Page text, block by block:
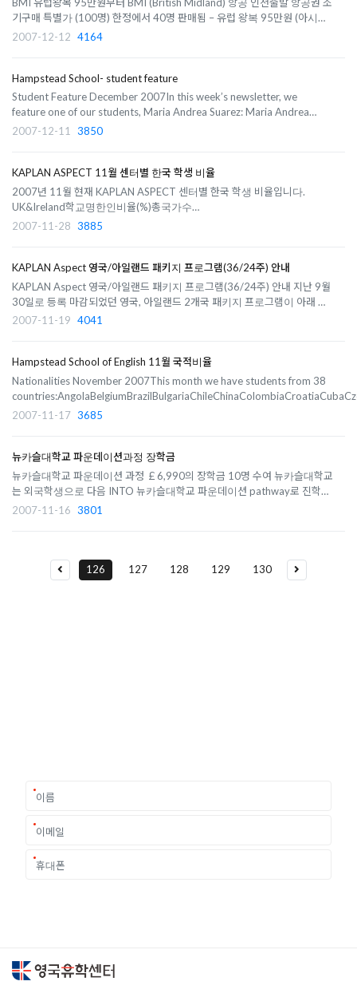
기구매 특별가 (100명) 한정에서 40명 판매됨 – 유럽 왕복 95만원 (아시아
나 직항 이용) l 판매기간: 2007년 11월 20일~2008년 12월 31일까지l 12
2007-12-12 4164
Hampstead School- student feature
Student Feature December 2007In this week’s newsletter, we
feature one of our students, Maria Andrea Suarez: Maria Andrea
SuarezWhere are you from? I’m from Colombia.How long have you
2007-12-11 3850
KAPLAN ASPECT 11월 센터별 한국 학생 비율
2007년 11월 현재 KAPLAN ASPECT 센터별 한국 학생 비율입니다.
UK&Ireland학교명한인비율(%)총국가수
Bournemouth12.5%38Cambridge11.7%27Edinburgh10.0%23London
련 문의는 언제든지 영국유학센터로 주세요.감사합니다.02)..
2007-11-28 3885
KAPLAN Aspect 영국/아일랜드 패키지 프로그램(36/24주) 안내
KAPLAN Aspect 영국/아일랜드 패키지 프로그램(36/24주) 안내 지난 9월
30일로 등록 마감되었던 영국, 아일랜드 2개국 패키지 프로그램이 아래 내용
으로 다시 제공됩니다.영국의 단기학생비자 (Student Visitor Visa)도입으
2007-11-19 4041
Hampstead School of English 11월 국적비율
Nationalities November 2007This month we have students from 38
RepublicFranceGeorgiaGermanyGreeceIndiaIranIsraelItalyIvory
2007-11-17 3685
뉴카슬대학교 파운데이션과정 장학금
뉴카슬대학교 파운데이션 과정 ￡6,990의 장학금 10명 수여 뉴카슬대학교
는 외국학생으로 다음 INTO 뉴카슬대학교 파운데이션 pathway로 진학한
학생에게 가능하다. u Foundation pathway in Humanities and Social
2007-11-16 3801
126 127 128 129 130